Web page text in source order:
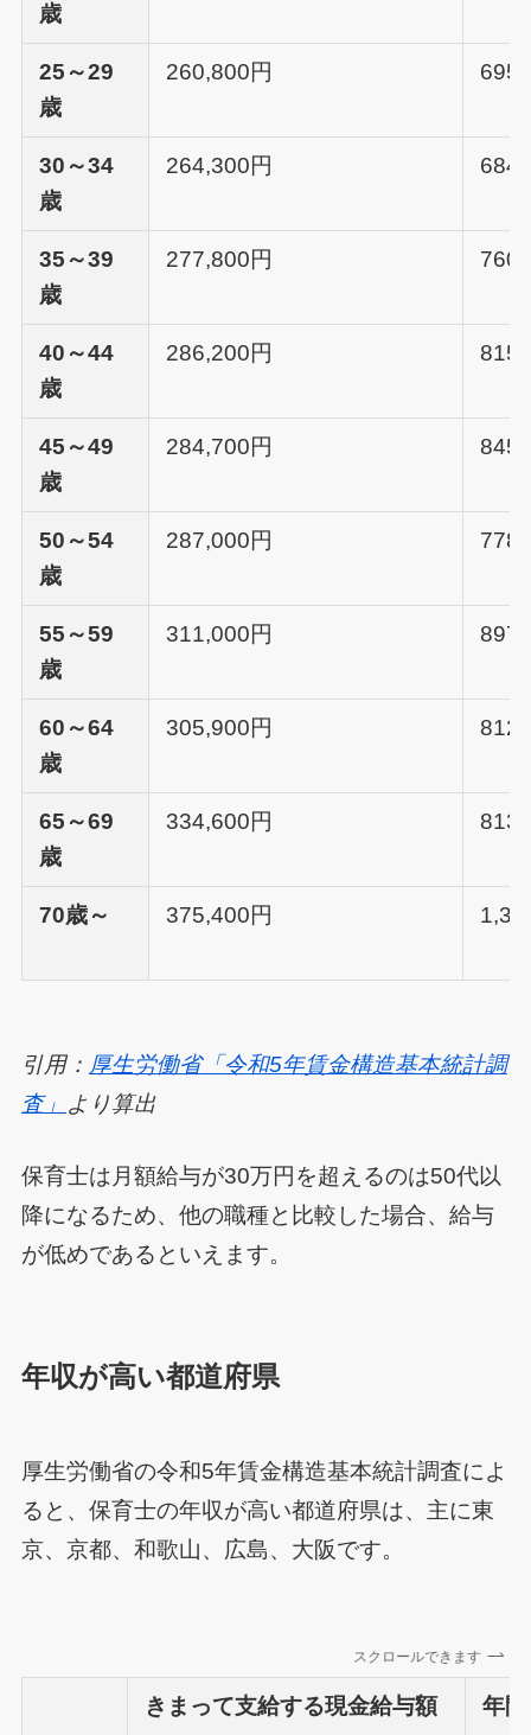
歳
25～29
歳
260,800円
30～34
歳
264,300円
35～39
歳
277,800円
40～44
歳
286,200円
45～49
歳
284,700円
50～54
歳
287,000円
55～59
歳
311,000円
60～64
歳
305,900円
65～69
歳
334,600円
70歳～ 375,400円
引用： 厚生労働省「令和5年賃金構造基本統計調
査」 より算出
保育士は月額給与が30万円を超えるのは50代以
降になるため、他の職種と比較した場合、給与
が低めであるといえます。
年収が高い都道府県
厚生労働省の令和5年賃金構造基本統計調査によ
ると、保育士の年収が高い都道府県は、主に東
京、京都、和歌山、広島、大阪です。
スクロールできます
きまって支給する現金給与額 年